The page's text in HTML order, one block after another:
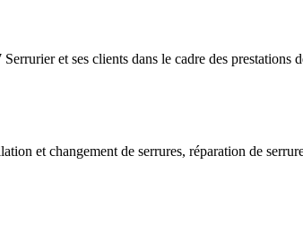
et ses clients dans le cadre des
et changement de serrures, réparation de